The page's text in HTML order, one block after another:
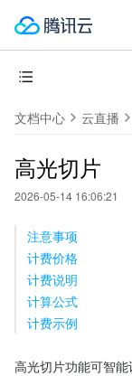
文档中心 云直播
高光切片
2026-05-14 16:06:21
注意事项
计费价格
计费说明
计算公式
计费示例
高光切片功能可智